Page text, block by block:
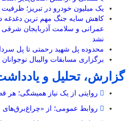
یک میلیون خودرو در تبریز؛ ظرفیت ترافیکی
کاهش سایه جنگ مهم ‌ترین دغدغه
عمرانی و سلامت آذربایجان
نشد
محدوده پل شهید رحمتی تا پل
برگزاری مسابقات والیبال
گزارش، تحلیل و
روایتی از یک نیاز همیشگی؛
روابط عمومی؛ از «چراغ‌برق‌های